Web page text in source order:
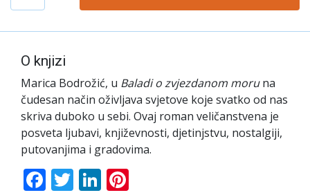
O knjizi
Marica Bodrožić, u Baladi o zvjezdanom moruna
čudesan način oživljava svjetove koje svatko od nas
skriva duboko u sebi. Ovaj roman veličanstvena je
posveta ljubavi, književnosti, djetinjstvu, nostalgiji,
putovanjima i gradovima.
Facebook
TwitterLinkedIn